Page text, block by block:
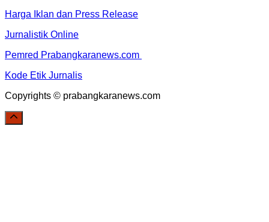
Harga Iklan dan Press Release
Jurnalistik Online
Pemred Prabangkaranews.com
Kode Etik Jurnalis
Copyrights © prabangkaranews.com